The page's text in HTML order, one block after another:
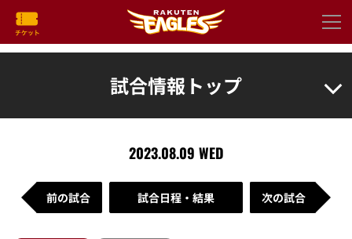
試合情報トップ
2023.08.09 WED
前の試合 試合日程・結果 次の試合